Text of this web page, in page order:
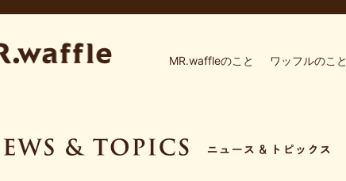
MR.waffleのこと ワッフルのこと